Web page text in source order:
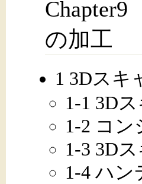
の加工
1 3Dスキ
1-1 3D
1-2 コ
1-3 3D
1-4 ハ